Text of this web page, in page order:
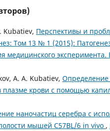
Kubatiev, Перспективы и
Том 13 № 1 (2015):
эксперимента.
A. A. Kubatiev, Определение
крови с помощью
наночастиц серебра с
мышей C57BL/6 in vivo ,